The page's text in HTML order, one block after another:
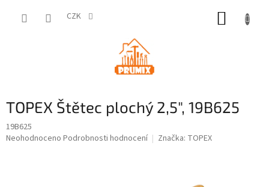
CZK
TOPEX Štětec plochý 2,5", 19B625
19B625
Průměrné
Neohodnoceno Podrobnosti hodnocení Značka: TOPEX